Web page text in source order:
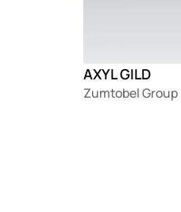
AXYL GILD
Zumtobel Group